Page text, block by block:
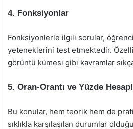
4. Fonksiyonlar
Fonksiyonlerle ilgili sorular,
yeteneklerini test etmektedir.
görüntü kümesi gibi kavramlar
5. Oran-Orantı ve Yüzde
Bu konular, hem teorik hem de
sıklıkla karşılaşılan durumlar